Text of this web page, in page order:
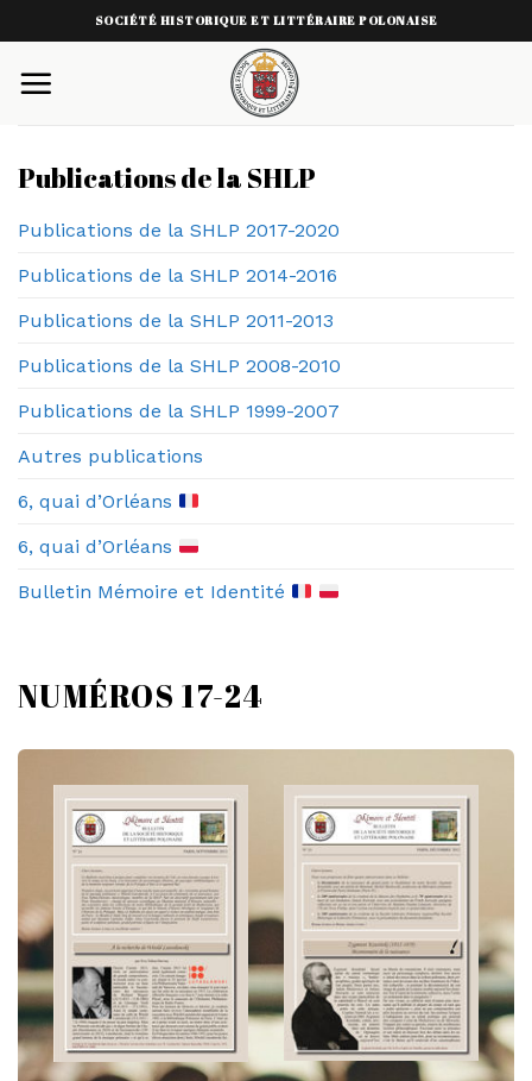
to
content
SOCIÉTÉ HISTORIQUE ET LITTÉRAIRE POLONAISE
NUMÉROS 17-24
Publications de la SHLP
Publications de la SHLP 2017-2020
Publications de la SHLP 2014-2016
Publications de la SHLP 2011-2013
Publications de la SHLP 2008-2010
Publications de la SHLP 1999-2007
Autres publications
6, quai d’Orléans
6, quai d’Orléans
Bulletin Mémoire et Identité